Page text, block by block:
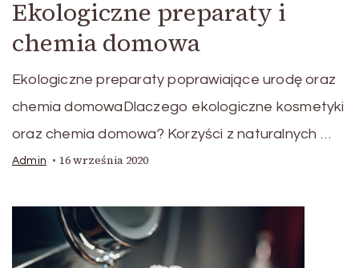
Ekologiczne preparaty i
chemia domowa
Ekologiczne preparaty poprawiające urodę oraz
chemia domowaDlaczego ekologiczne kosmetyki
oraz chemia domowa? Korzyści z naturalnych …
Admin 16 września 2020